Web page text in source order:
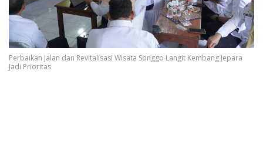
Perbaikan Jalan dan Revitalisasi Wisata Songgo Langit Kembang Jepara
Jadi Prioritas